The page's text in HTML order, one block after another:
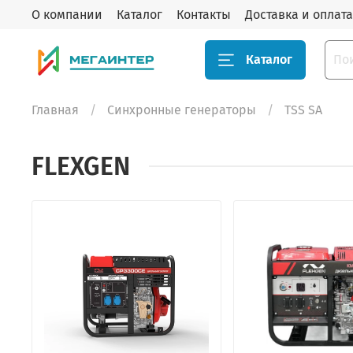
О компании Каталог Контакты Доставка и оплата
Каталог
Главная Синхронные генераторы TSS SA
FLEXGEN